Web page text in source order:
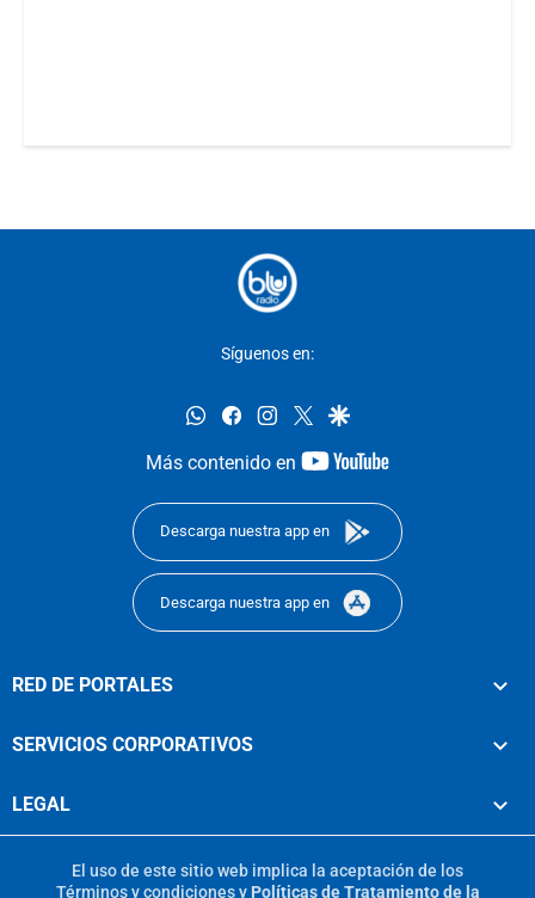
Síguenos en:
whatsappfacebookinstagram
twittergoogle
Más contenido en
youtube-
Descarga nuestra app en
Descarga nuestra app en
RED DE PORTALES
SERVICIOS CORPORATIVOS
LEGAL
El uso de este sitio web implica la aceptación de los
Términos y condicionesy Políticas de Tratamiento de la